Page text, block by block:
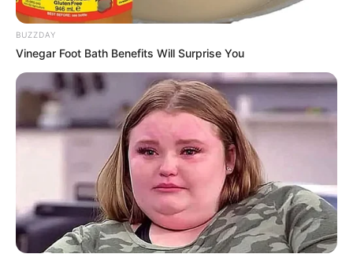
Pedaço de fita grossa ou tira de tecido
Tesoura
Garrafa ou frasco com gargalo
Linha de costura
Agulha de costura
Argola e correntinha para chaveiro
BUZZDAY
Vinegar Foot Bath Benefits Will Surprise You